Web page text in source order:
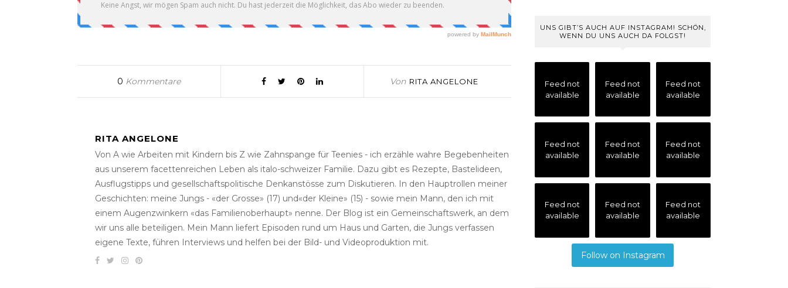
0 Kommentare Von RITA ANGELONE
RITA ANGELONE
Von A wie Arbeiten mit Kindern bis Z wie Zahnspange für Teenies - ich erzähle wahre Begebenheiten
aus unserem facettenreichen Leben als italo-schweizer Familie. Dazu gibt es Rezepte, Bastelideen,
Ausflugstipps und gesellschaftspolitische Denkanstösse zum Diskutieren. In den Hauptrollen meiner
Geschichten: meine Jungs - «der Grosse» (17) und«der Kleine» (15) - sowie mein Mann, den ich mit
einem Augenzwinkern «das Familienoberhaupt» nenne. Der Blog ist ein Gemeinschaftswerk, an dem
wir uns alle beteiligen. Mein Mann liefert Episoden rund um Haus und Garten, die Jungs verfassen
eigene Texte, führen Interviews und helfen bei der Bild- und Videoproduktion mit.
UNS GIBT’S AUCH AUF INSTAGRAM! SCHÖN,
WENN DU UNS AUCH DA FOLGST!
Feed not
available
Feed not
available
Feed not
available
Feed not
available
Feed not
available
Feed not
available
Feed not
available
Feed not
available
Feed not
available
Follow on Instagram